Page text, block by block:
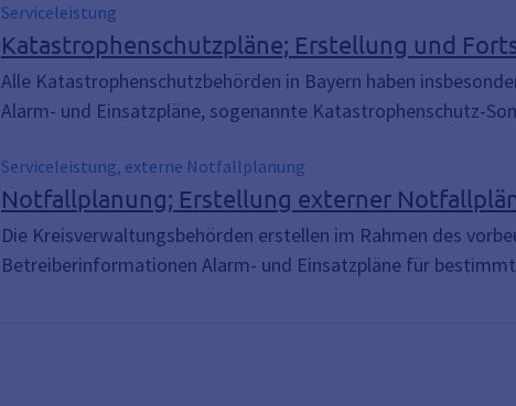
Serviceleistung
Katastrophenschutzpläne; Erstellung und
Alle Katastrophenschutzbehörden in Bayern haben
Alarm- und Einsatzpläne, sogenannte Katastrophenschutz-
Serviceleistung, externe Notfallplanung
Notfallplanung; Erstellung externer
Die Kreisverwaltungsbehörden erstellen im Rahmen des
Betreiberinformationen Alarm- und Einsatzpläne für